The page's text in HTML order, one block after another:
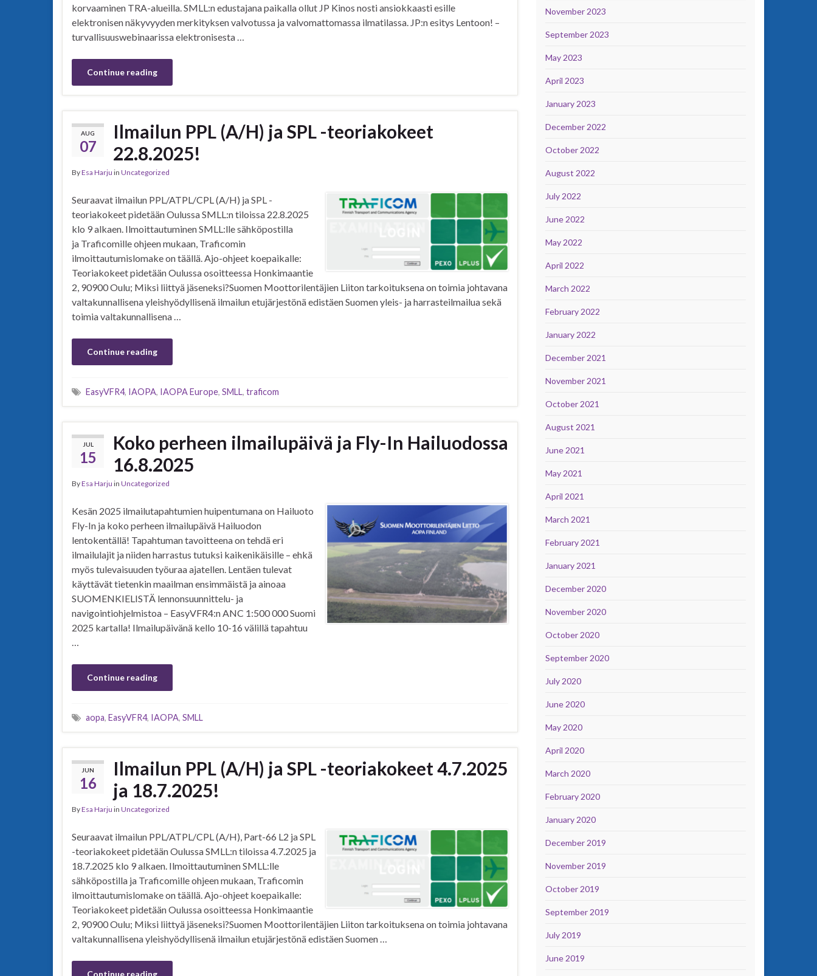
korvaaminen TRA-alueilla. SMLL:n edustajana paikalla ollut JP Kinos nosti ansiokkaasti esille
elektronisen näkyvyyden merkityksen valvotussa ja valvomattomassa ilmatilassa. JP:n esitys Len­toon! –
tur­val­li­suus­we­bi­naa­rissa elektronisesta …
Continue reading
AUG
07
Ilmailun PPL (A/H) ja SPL -teoriakokeet
22.8.2025!
ByEsa Harju in Uncategorized
Seuraavat ilmailun PPL/ATPL/CPL (A/H) ja SPL -
teoriakokeet pidetään Oulussa SMLL:n tiloissa 22.8.2025
klo 9 alkaen. Ilmoittautuminen SMLL:lle sähköpostilla
ja Traficomille ohjeen mukaan, Traficomin
ilmoittautumislomake on täällä. Ajo-ohjeet koepaikalle:
Teoriakokeet pidetään Oulussa osoitteessa Honkimaantie
2, 90900 Oulu; Miksi liittyä jäseneksi?Suomen Moottorilentäjien Liiton tarkoituksena on toimia johtavana
valtakunnallisena yleishyödyllisenä ilmailun etujärjestönä edistäen Suomen yleis- ja harrasteilmailua sekä
toimia valtakunnallisena …
Continue reading
EasyVFR4, IAOPA, IAOPA Europe, SMLL, traficom
JUL
15
Koko perheen ilmailupäivä ja Fly-In Hailuodossa
16.8.2025
ByEsa Harju in Uncategorized
Kesän 2025 ilmailutapahtumien huipentumana on Hailuoto
Fly-In ja koko perheen ilmailupäivä Hailuodon
lentokentällä! Tapahtuman tavoitteena on tehdä eri
ilmailulajit ja niiden harrastus tutuksi kaikenikäisille – ehkä
myös tulevaisuuden työuraa ajatellen. Lentäen tulevat
käyttävät tietenkin maailman ensimmäistä ja ainoaa
SUOMENKIELISTÄ lennonsuunnittelu- ja
navigointiohjelmistoa – EasyVFR4:n ANC 1:500 000 Suomi
2025 kartalla! Ilmailupäivänä kello 10-16 välillä tapahtuu
…
Continue reading
aopa, EasyVFR4, IAOPA, SMLL
JUN
16
Ilmailun PPL (A/H) ja SPL -teoriakokeet 4.7.2025
ja 18.7.2025!
ByEsa Harju in Uncategorized
Seuraavat ilmailun PPL/ATPL/CPL (A/H), Part-66 L2 ja SPL
-teoriakokeet pidetään Oulussa SMLL:n tiloissa 4.7.2025 ja
18.7.2025 klo 9 alkaen. Ilmoittautuminen SMLL:lle
sähköpostilla ja Traficomille ohjeen mukaan, Traficomin
ilmoittautumislomake on täällä. Ajo-ohjeet koepaikalle:
Teoriakokeet pidetään Oulussa osoitteessa Honkimaantie
2, 90900 Oulu; Miksi liittyä jäseneksi?Suomen Moottorilentäjien Liiton tarkoituksena on toimia johtavana
valtakunnallisena yleishyödyllisenä ilmailun etujärjestönä edistäen Suomen …
November 2023
September 2023
May 2023
April 2023
January 2023
December 2022
October 2022
August 2022
July 2022
June 2022
May 2022
April 2022
March 2022
February 2022
January 2022
December 2021
November 2021
October 2021
August 2021
June 2021
May 2021
April 2021
March 2021
February 2021
January 2021
December 2020
November 2020
October 2020
September 2020
July 2020
June 2020
May 2020
April 2020
March 2020
February 2020
January 2020
December 2019
November 2019
October 2019
September 2019
July 2019
June 2019